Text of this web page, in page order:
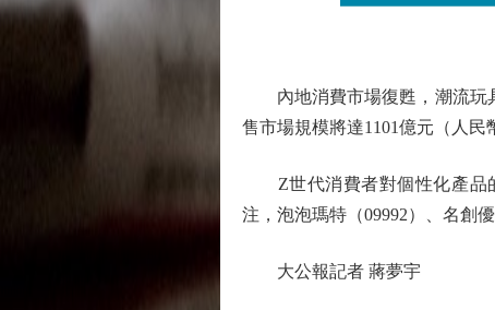
內地消費市場復甦，潮流玩具
售市場規模將達1101億元（人民
Z世代消費者對個性化產品的
注，泡泡瑪特（09992）、名創
大公報記者 蔣夢宇